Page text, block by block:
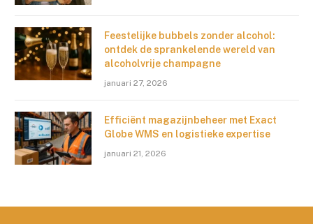
Feestelijke bubbels zonder alcohol:
ontdek de sprankelende wereld van
alcoholvrije champagne
januari 27, 2026
Efficiënt magazijnbeheer met Exact
Globe WMS en logistieke expertise
januari 21, 2026